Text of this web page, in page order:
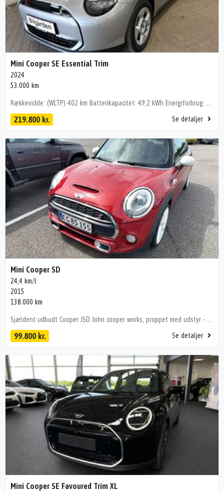
Mini Cooper SE Essential Trim
2024
53.000 km
219.800 kr. Se detaljer
Mini Cooper SD
24,4 km/l
2015
138.000 km
99.800 kr. Se detaljer
Mini Cooper SE Favoured Trim XL